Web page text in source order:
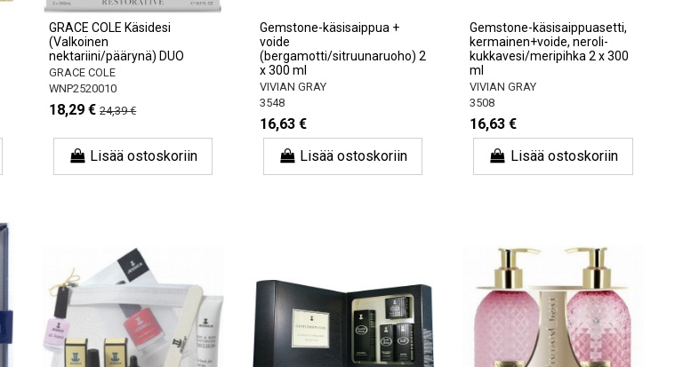
GRACE COLE Käsidesi
(Valkoinen
nektariini/päärynä) DUO
GRACE COLE
WNP2520010
18,29 € 24,39 €
Lisää ostoskoriin
Gemstone-käsisaippua +
voide
(bergamotti/sitruunaruoho) 2
x 300 ml
VIVIAN GRAY
3548
16,63 €
Lisää ostoskoriin
Gemstone-käsisaippuasetti,
kermainen+voide, neroli-
kukkavesi/meripihka 2 x 300
ml
VIVIAN GRAY
3508
16,63 €
Lisää ostoskoriin